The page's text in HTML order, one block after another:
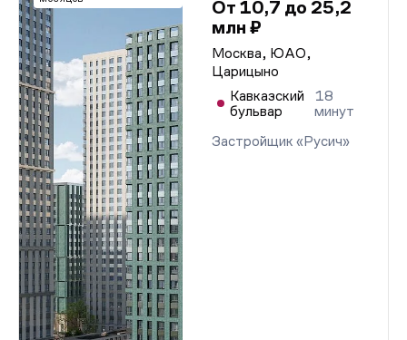
От 10,7 до 25,2
млн ₽
Москва, ЮАО,
Царицыно
Кавказский
бульвар
18
минут
Застройщик «Русич»